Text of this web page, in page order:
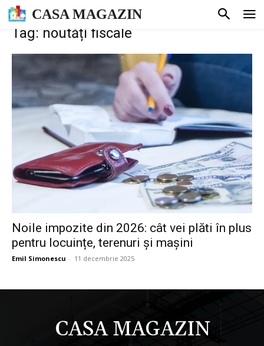
CASA MAGAZIN
Tag: noutăți fiscale
Noile impozite din 2026: cât vei plăti în plus
pentru locuințe, terenuri și mașini
Emil Simonescu - 11 decembrie 2025
CASA MAGAZIN